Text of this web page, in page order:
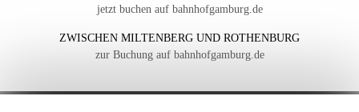
jetzt buchen auf bahnhofgamburg.de
ZWISCHEN MILTENBERG UND ROTHENBURG
zur Buchung auf bahnhofgamburg.de